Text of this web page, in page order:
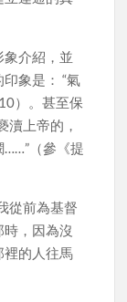
介紹，並
象是： “氣
）。甚至保
上帝的，
……”（參《提
從前為基督
，因為沒
裡的人往馬